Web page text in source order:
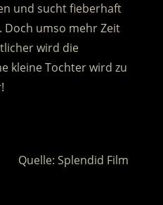
und sucht fieberhaft
Doch umso mehr Zeit
wird die
kleine Tochter wird zu
Quelle: Splendid Film